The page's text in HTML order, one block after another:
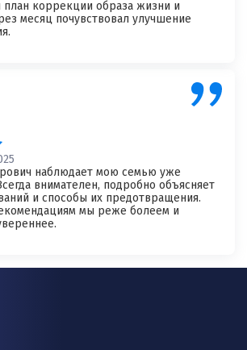
план коррекции образа жизни и
месяц почувствовал улучшение
наблюдает мою семью уже
внимателен, подробно объясняет
и способы их предотвращения.
мы реже болеем и
моих персональных данных